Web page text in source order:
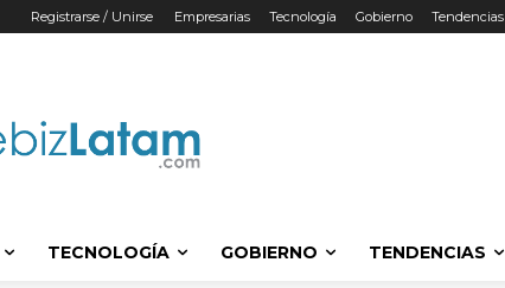
Registrarse / Unirse Empresarias Tecnología Gobierno Tendencias
TECNOLOGÍA GOBIERNO TENDENCIAS